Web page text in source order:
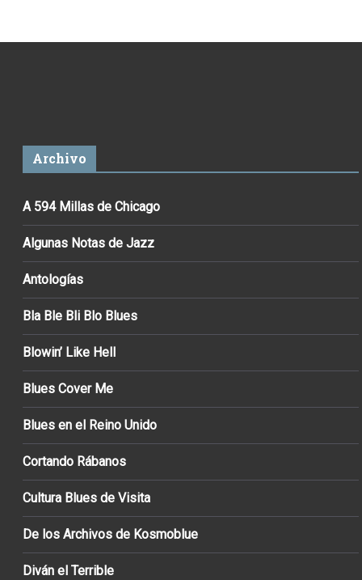
Archivo
A 594 Millas de Chicago
Algunas Notas de Jazz
Antologías
Bla Ble Bli Blo Blues
Blowin’ Like Hell
Blues Cover Me
Blues en el Reino Unido
Cortando Rábanos
Cultura Blues de Visita
De los Archivos de Kosmoblue
Diván el Terrible